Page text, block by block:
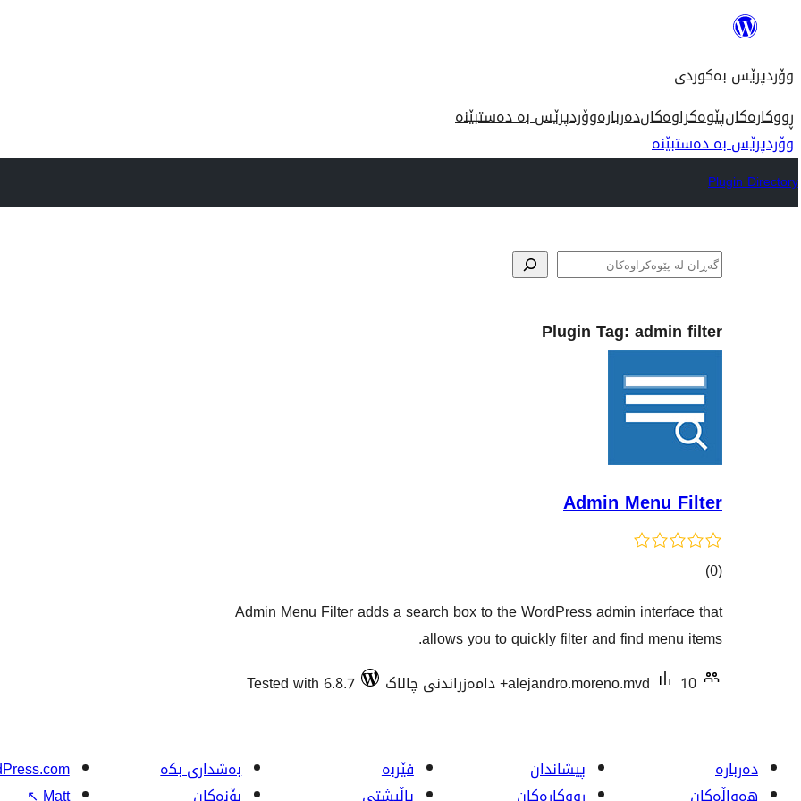
ناوەڕۆک
وۆردپرێس بەکوردی
ڕووکارەکانپێوەکراوەکاندەربارەوۆردپرێس بە دەستبێنە
وۆردپرێس بە دەستبێنە
Plugin Directory
گه‌ڕان
Plugin Tag: admin filter
Admin Menu Filter
(0 کۆی
هەڵسەنگاندنەکان
)
Admin Menu Filter adds a search box to the WordPress admin interface that
allows you to quickly filter and find menu items.
alejandro.moreno.mvd
10+ دامەزراندنی چالاک Tested with 6.8.7
دەربارە
پیشاندان
فێربە
بەشداری بکە